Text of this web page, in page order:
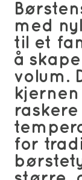
med
til et
å
volum.
for